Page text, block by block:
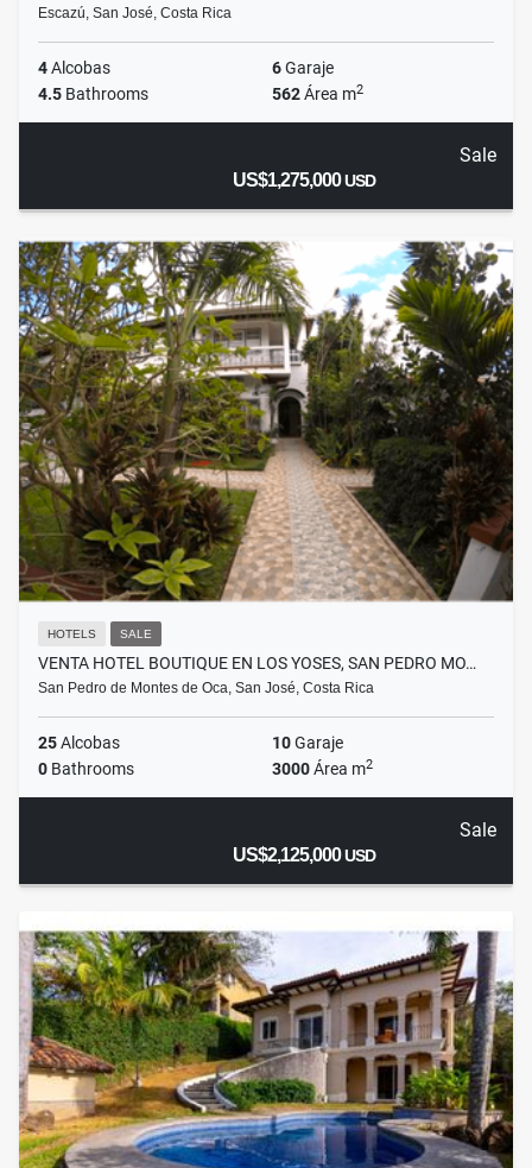
Escazú, San José, Costa Rica
4Alcobas 6Garaje
4.5 Bathrooms 562Área m2
Sale
US$1,275,000USD
HOTELS SALE
VENTA HOTEL BOUTIQUE EN LOS YOSES, SAN PEDRO MO…
San Pedro de Montes de Oca, San José, Costa Rica
25Alcobas 10Garaje
0 Bathrooms 3000Área m2
Sale
US$2,125,000USD